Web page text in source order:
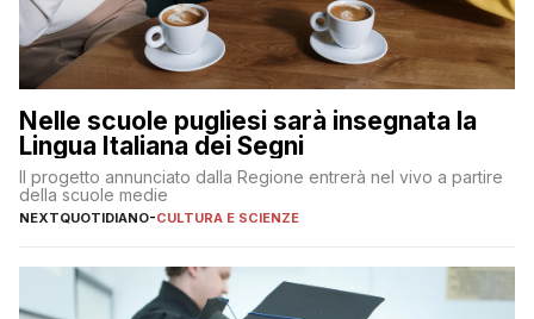
Nelle scuole pugliesi sarà insegnata la
Lingua Italiana dei Segni
Il progetto annunciato dalla Regione entrerà nel vivo a partire
della scuole medie
NEXTQUOTIDIANO-CULTURA E SCIENZE